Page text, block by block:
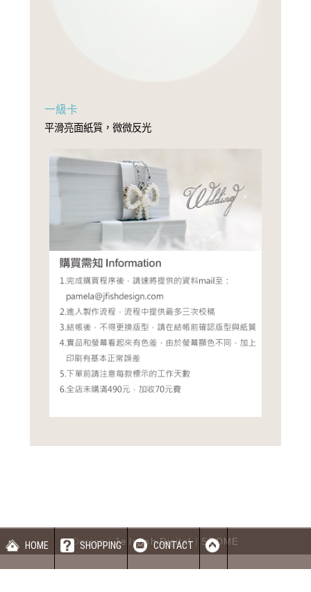
一級卡
平滑亮面紙質，微微反光
Design：Jellyfish Digital| SEOME
HOME SHOPPING CONTACT